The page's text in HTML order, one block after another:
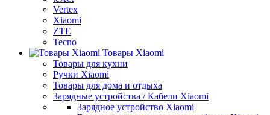
Vertex
Xiaomi
ZTE
Tecno
Товары Xiaomi
Товары для кухни
Ручки Xiaomi
Товары для дома и отдыха
Зарядные устройства / Кабели Xiaomi
Зарядное устройство Xiaomi